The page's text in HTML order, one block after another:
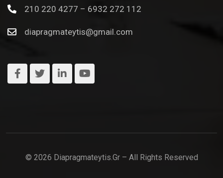
210 220 4277 – 6932 272 112
diapragmateytis@gmail.com
© 2026 Diapragmateytis.gr – All Rights Reserved